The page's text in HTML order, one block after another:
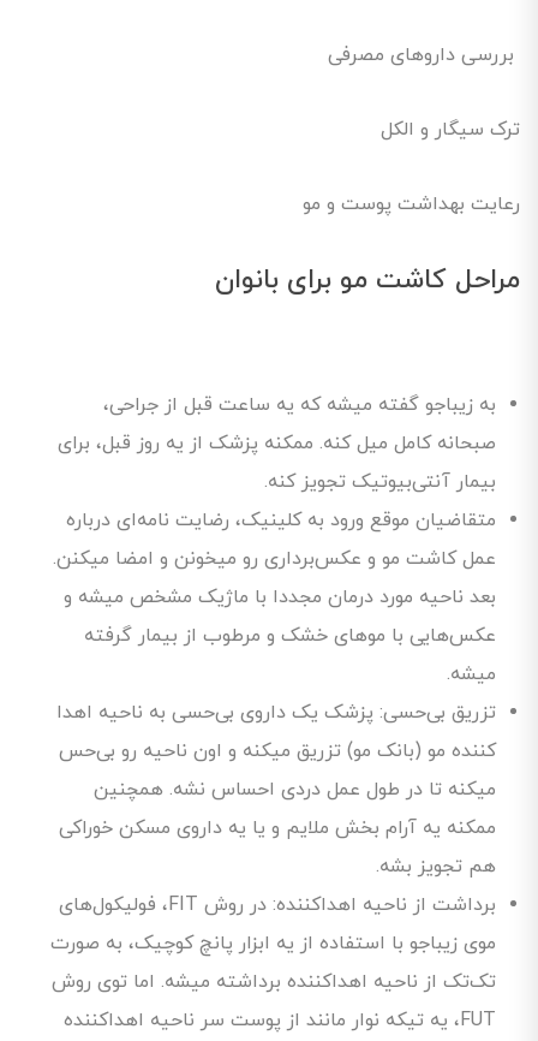
بررسی داروهای مصرفی
ترک سیگار و الکل
رعایت بهداشت پوست و مو
مراحل کاشت مو برای بانوان
به زیباجو گفته میشه که یه ساعت قبل از جراحی،
صبحانه کامل میل کنه. ممکنه پزشک از یه روز قبل، برای
بیمار آنتی‌بیوتیک تجویز کنه.
متقاضیان موقع ورود به کلینیک، رضایت نامه‌ای درباره
عمل کاشت مو و عکس‌برداری رو میخونن و امضا میکنن.
بعد ناحیه مورد درمان مجددا با ماژیک مشخص میشه و
عکس‌هایی با موهای خشک و مرطوب از بیمار گرفته
میشه.
تزریق بی‌حسی: پزشک یک داروی بی‌حسی به ناحیه اهدا
کننده مو (بانک مو) تزریق میکنه و اون ناحیه رو بی‌حس
میکنه تا در طول عمل دردی احساس نشه. همچنین
ممکنه یه آرام بخش ملایم و یا یه داروی مسکن خوراکی
هم تجویز بشه.
برداشت از ناحیه اهداکننده: در روش FIT، فولیکول‌های
موی زیباجو با استفاده از یه ابزار پانچ کوچیک، به صورت
تک‌تک از ناحیه اهداکننده برداشته میشه. اما توی روش
FUT، یه تیکه نوار مانند از پوست سر ناحیه اهداکننده